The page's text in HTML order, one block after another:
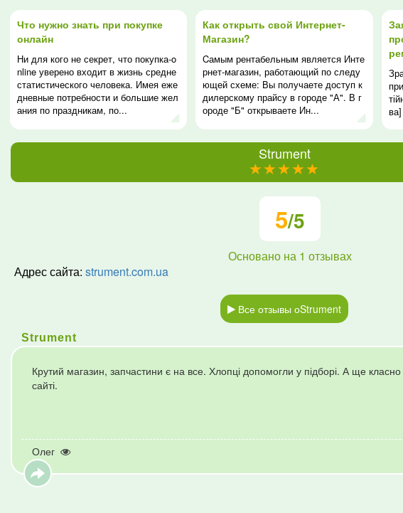
Что нужно знать при покупке
онлайн
Ни для кого не секрет, что покупка-o
nline уверено входит в жизнь средне
статистического человека. Имея еже
дневные потребности и большие жел
ания по праздникам, по...
Как открыть свой Интернет-
Магазин?
Cамым рентабельным является Инте
рнет-магазин, работающий по следу
ющей схеме: Вы получаете доступ к
дилерскому прайсу в городе "А". В г
ороде "Б" открываете Ин...
Strument
(*)(*) (*) (*) (*)
5/5
Основано на 1 отзывах
Адрес сайта: strument.com.ua
Все отзывы оStrument
Strument
Крутий магазин, запчастини є на все. Хлопці допомогли у підборі. А ще
сайті.
Олег